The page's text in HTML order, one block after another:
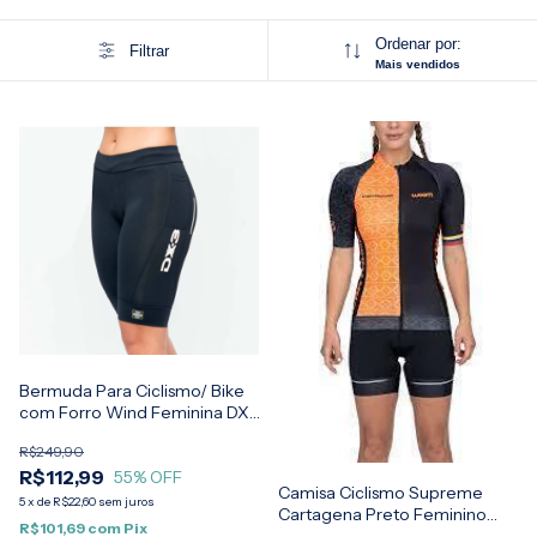
Filtrar Ordenar por:
Mais vendidos
Bermuda Para Ciclismo/ Bike
com Forro Wind Feminina DX-
R$112,99
R$249,90
55% OFF
5x de R$22,60 sem juros
R$101,69 com Pix
Camisa Ciclismo Supreme
Cartagena Preto Feminino